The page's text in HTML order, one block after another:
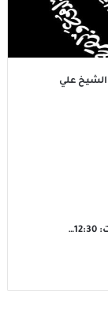
ص الخطيب: الشيخ علي